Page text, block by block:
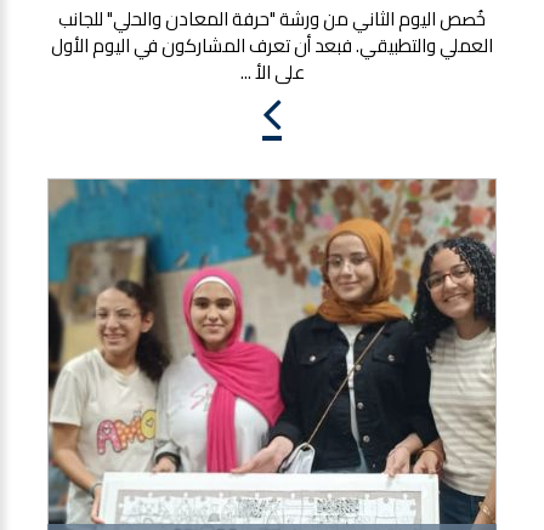
خُصص اليوم الثاني من ورشة "حرفة المعادن والحلي" للجانب
العملي والتطبيقي. فبعد أن تعرف المشاركون في اليوم الأول
على الأ ...